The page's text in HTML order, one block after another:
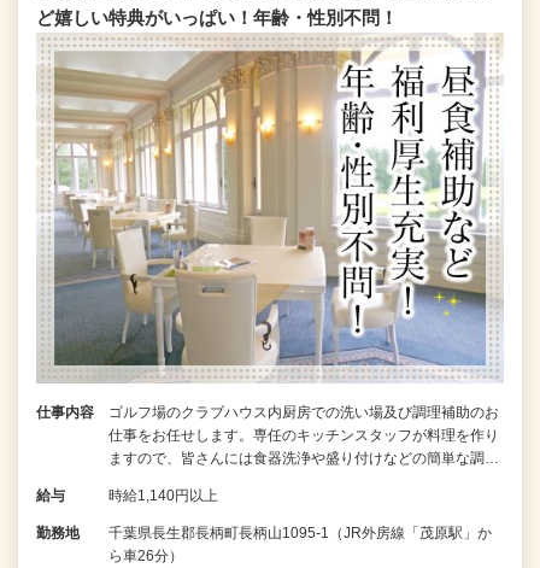
ど嬉しい特典がいっぱい！年齢・性別不問！
仕事内容
ゴルフ場のクラブハウス内厨房での洗い場及び調理補助のお
仕事をお任せします。専任のキッチンスタッフが料理を作り
ますので、皆さんには食器洗浄や盛り付けなどの簡単な調…
給与 時給1,140円以上
勤務地
千葉県長生郡長柄町長柄山1095-1（JR外房線「茂原駅」か
ら車26分）